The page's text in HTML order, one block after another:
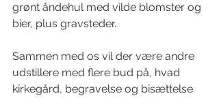
grønt åndehul med vilde blomster og
bier, plus gravsteder.
Sammen med os vil der være andre
udstillere med flere bud på, hvad
kirkegård, begravelse og bisættelse